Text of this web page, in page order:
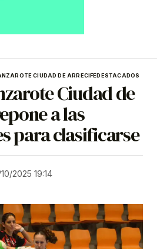
CIUDAD DE ARRECIFEDESTACADOS
Ciudad de
a las
para clasificarse
2025 19:14